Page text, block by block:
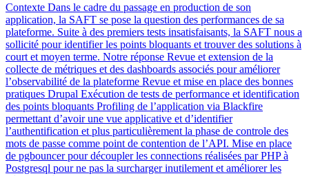
Contexte Dans le cadre du passage en production de son
application, la SAFT se pose la question des performances de sa
plateforme. Suite à des premiers tests insatisfaisants, la SAFT nous a
sollicité pour identifier les points bloquants et trouver des solutions à
court et moyen terme. Notre réponse Revue et extension de la
collecte de métriques et des dashboards associés pour améliorer
l’observabilité de la plateforme Revue et mise en place des bonnes
pratiques Drupal Exécution de tests de performance et identification
des points bloquants Profiling de l’application via Blackfire
permettant d’avoir une vue applicative et d’identifier
l’authentification et plus particulièrement la phase de controle des
mots de passe comme point de contention de l’API. Mise en place
de pgbouncer pour découpler les connections réalisées par PHP à
Postgresql pour ne pas la surcharger inutilement et améliorer les